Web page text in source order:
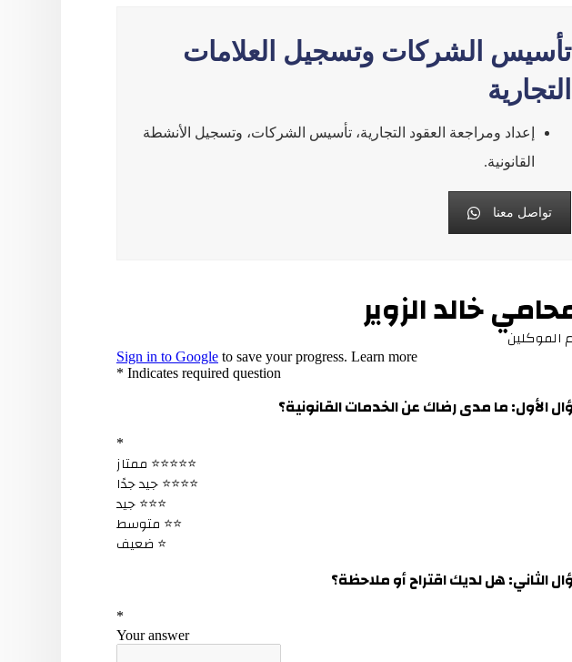
تأسيس الشركات وتسجيل العلامات
التجارية
إعداد ومراجعة العقود التجارية، تأسيس الشركات، وتسجيل الأنشطة
القانونية.
تواصل معنا